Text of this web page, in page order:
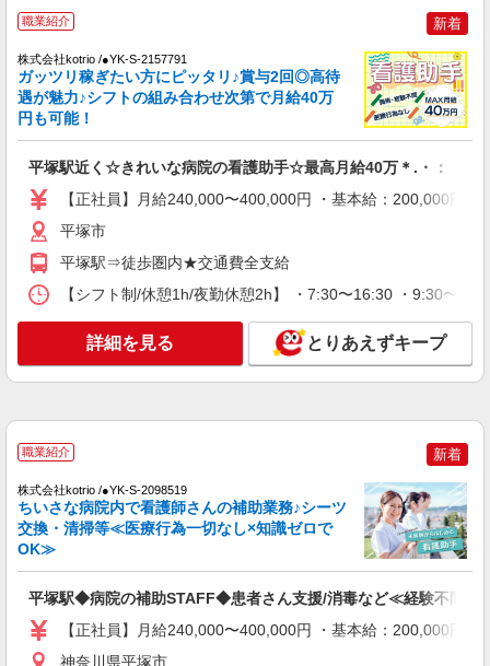
株式会社kotrio /●YK-S-2156785
NEW
平塚駅｜70％が未経験からスタート！綺麗な
病院で看護助手
30,000円 ・役職手当：10,000〜70,000円 ・処遇改
善手当：20,000〜60,000円（勤続年数、保有資格
手当として別途支給 ・夜勤手当：10,000円/1回
（上記給与とは別に支給） 下記資格をお持ちの方
歓迎 ・認知症介護基礎研修 ・初任者研修 ・実務
平塚市
株式会社kotrio /●YK-S-2156362
看護師さんのサポート担当＊未経験OK！き
れいな病院で介助など＊
平塚市
派遣社員
株式会社kotrio /●YK-H-1526333
NEW
平塚駅⇒病院内の補助STAFF▼医療器具の洗
浄、車いす誘導など
通費全支給（ガソリン代含む）◆
職業紹介 新着
株式会社kotrio /●YK-S-2157791
ガッツリ稼ぎたい方にピッタリ♪賞与2回◎高待
遇が魅力♪シフトの組み合わせ次第で月給40万
円も可能！
平塚駅近く☆きれいな病院の看護助手☆最高月給40万＊.・：゜
【正社員】月給240,000〜400,000円 ・基本給：200,000円
平塚市
平塚駅⇒徒歩圏内★交通費全支給
【シフト制/休憩1h/夜勤休憩2h】 ・7:30〜16:30 ・9:30〜
詳細を見る とりあえずキープ
職業紹介 新着
株式会社kotrio /●YK-S-2098519
ちいさな病院内で看護師さんの補助業務♪シーツ
交換・清掃等≪医療行為一切なし×知識ゼロで
OK≫
平塚駅◆病院の補助STAFF◆患者さん支援/消毒など≪経験不問≫
【正社員】月給240,000〜400,000円 ・基本給：200,000円
神奈川県平塚市